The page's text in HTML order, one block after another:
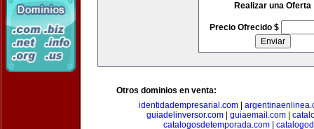
Realizar una Oferta
Precio Ofrecido $
Otros dominios en venta:
identidadempresarial.com
guiadelinversor.com| guiaemail.com|
catalogosdetemporada.com|